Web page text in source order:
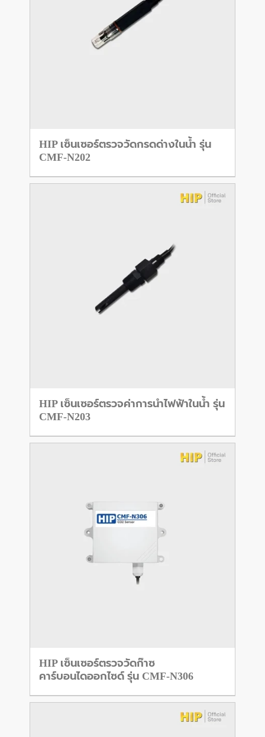
HIP เซ็นเซอร์ตรวจวัดกรดด่างในน้ำ รุ่น
CMF-N202
HIP เซ็นเซอร์ตรวจค่าการนำไฟฟ้าในน้ำ รุ่น
CMF-N203
HIP เซ็นเซอร์ตรวจวัดก๊าซ
คาร์บอนไดออกไซด์ รุ่น CMF-N306